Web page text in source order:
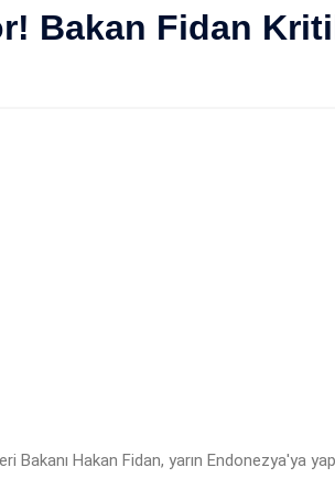
Bakan Fidan
Bakanı Hakan Fidan, yarın Endonezya'ya